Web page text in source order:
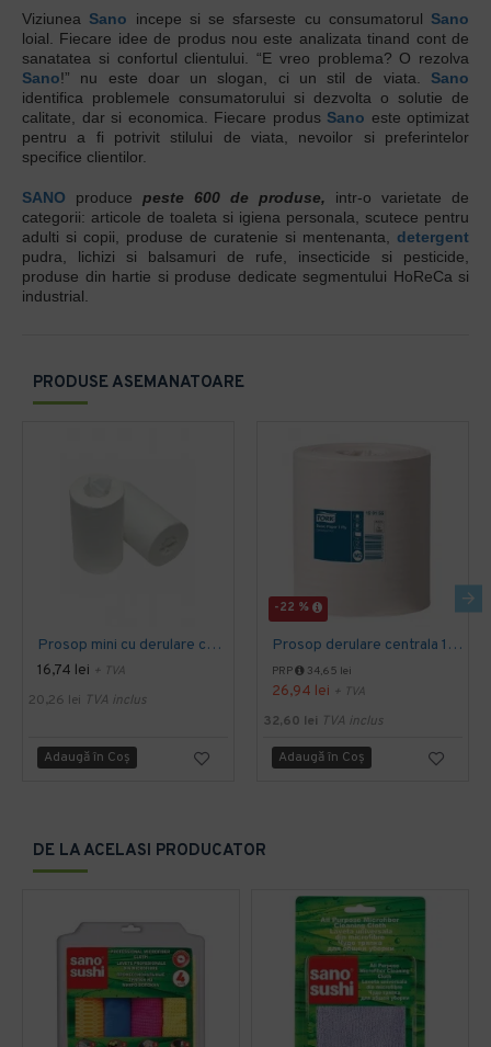
PRODUSE ASEMANATOARE
Prosop mini cu derulare centrala 1 pliu, 120 m Tork
16,74 lei + TVA
20,26 lei TVA inclus
Adaugă în Coş
-22 %
Prosop derulare centrala 1 pliu, 300 m Tork
PRP 34,65 lei
26,94 lei + TVA
32,60 lei TVA inclus
Adaugă în Coş
DE LA ACELASI PRODUCATOR
Viziunea Sano incepe si se sfarseste cu consumatorul Sano
loial. Fiecare idee de produs nou este analizata tinand cont de
sanatatea si confortul clientului. “E vreo problema? O rezolva
Sano!” nu este doar un slogan, ci un stil de viata. Sano
identifica problemele consumatorului si dezvolta o solutie de
calitate, dar si economica. Fiecare produs Sano este optimizat
pentru a fi potrivit stilului de viata, nevoilor si preferintelor
specifice clientilor.
SANO produce peste 600 de produse, intr-o varietate de
categorii: articole de toaleta si igiena personala, scutece pentru
adulti si copii, produse de curatenie si mentenanta, detergent
pudra, lichizi si balsamuri de rufe, insecticide si pesticide,
produse din hartie si produse dedicate segmentului HoReCa si
industrial.